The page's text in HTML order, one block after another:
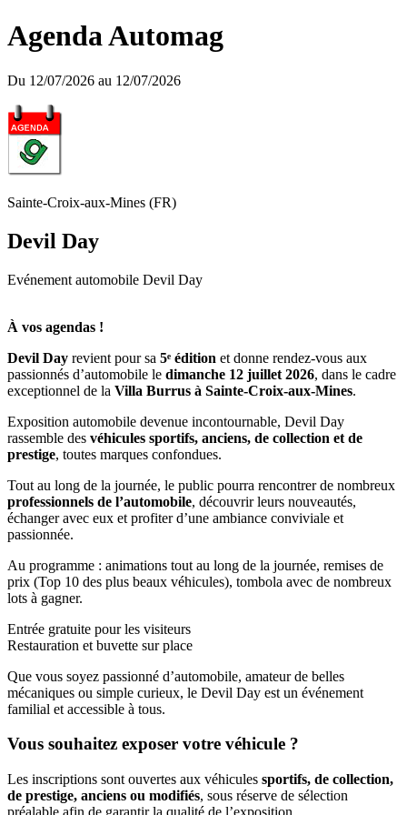
Agenda Automag
Du 12/07/2026 au 12/07/2026
Sainte-Croix-aux-Mines (FR)
Devil Day
Evénement automobile Devil Day
À vos agendas !
Devil Day revient pour sa 5ᵉ édition et donne rendez-vous aux
passionnés d’automobile le dimanche 12 juillet 2026, dans le cadre
exceptionnel de la Villa Burrus à Sainte-Croix-aux-Mines.
Exposition automobile devenue incontournable, Devil Day
rassemble des véhicules sportifs, anciens, de collection et de
prestige, toutes marques confondues.
Tout au long de la journée, le public pourra rencontrer de nombreux
professionnels de l’automobile, découvrir leurs nouveautés,
échanger avec eux et profiter d’une ambiance conviviale et
passionnée.
Au programme : animations tout au long de la journée, remises de
prix (Top 10 des plus beaux véhicules), tombola avec de nombreux
lots à gagner.
Entrée gratuite pour les visiteurs
Restauration et buvette sur place
Que vous soyez passionné d’automobile, amateur de belles
mécaniques ou simple curieux, le Devil Day est un événement
familial et accessible à tous.
Vous souhaitez exposer votre véhicule ?
Les inscriptions sont ouvertes aux véhicules sportifs, de collection,
de prestige, anciens ou modifiés, sous réserve de sélection